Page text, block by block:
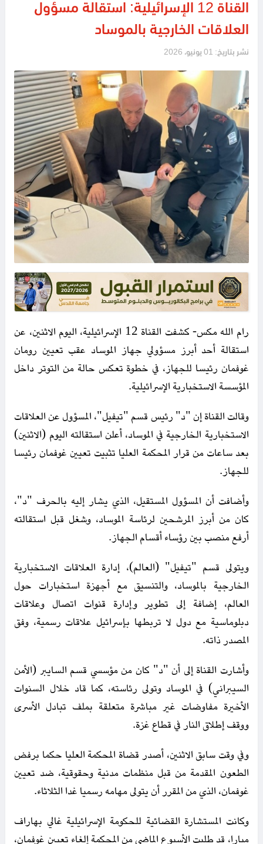
القناة 12 الإسرائيلية: استقالة مسؤول
العلاقات الخارجية بالموساد
نشر بتاريخ: 01 يونيو، 2026
رام الله مكس- كشفت القناة 12 الإسرائيلية، اليوم الاثنين، عن
استقالة أحد أبرز مسؤولي جهاز الموساد عقب تعيين رومان
غوفمان رئيسا للجهاز، في خطوة تعكس حالة من التوتر داخل
المؤسسة الاستخبارية الإسرائيلية.
وقالت القناة إن "د" رئيس قسم "تيفيل"، المسؤول عن العلاقات
الاستخبارية الخارجية في الموساد، أعلن استقالته اليوم (الاثنين)
بعد ساعات من قرار المحكمة العليا تثبيت تعيين غوفمان رئيسا
للجهاز.
وأضافت أن المسؤول المستقيل، الذي يشار إليه بالحرف "د"،
كان من أبرز المرشحين لرئاسة الموساد، وشغل قبل استقالته
أرفع منصب بين رؤساء أقسام الجهاز.
ويتولى قسم "تيفيل" (العالم)، إدارة العلاقات الاستخبارية
الخارجية بالموساد، والتنسيق مع أجهزة استخبارات حول
العالم، إضافة إلى تطوير وإدارة قنوات اتصال وعلاقات
دبلوماسية مع دول لا تربطها بإسرائيل علاقات رسمية، وفق
المصدر ذاته.
وأشارت القناة إلى أن "د" كان من مؤسسي قسم السايبر (الأمن
السيبراني) في الموساد وتولى رئاسته، كما قاد خلال السنوات
الأخيرة مفاوضات غير مباشرة متعلقة بملف تبادل الأسرى
ووقف إطلاق النار في قطاع غزة.
وفي وقت سابق الاثنين، أصدر قضاة المحكمة العليا حكما برفض
الطعون المقدمة من قبل منظمات مدنية وحقوقية، ضد تعيين
غوفمان، الذي من المقرر أن يتولى مهامه رسميا غدا الثلاثاء.
وكانت المستشارة القضائية للحكومة الإسرائيلية غالي بهاراف
ميارا، قد طلبت الأسبوع الماضي من المحكمة إلغاء تعيين غوفمان،